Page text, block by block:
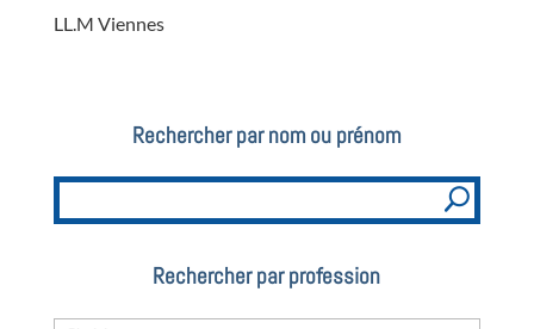
LL.M Viennes
Rechercher par nom ou prénom
Rechercher par profession